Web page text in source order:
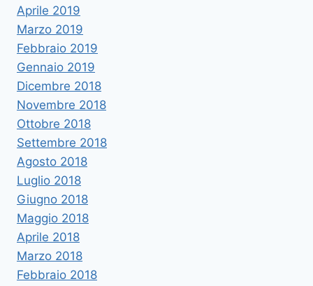
Aprile 2019
Marzo 2019
Febbraio 2019
Gennaio 2019
Dicembre 2018
Novembre 2018
Ottobre 2018
Settembre 2018
Agosto 2018
Luglio 2018
Giugno 2018
Maggio 2018
Aprile 2018
Marzo 2018
Febbraio 2018